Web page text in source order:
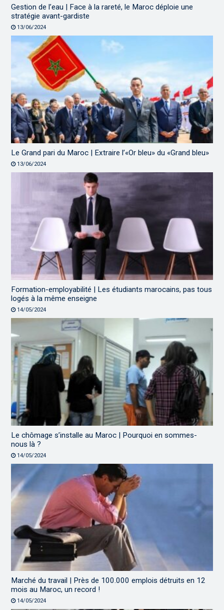
Gestion de l’eau | Face à la rareté, le Maroc déploie une
stratégie avant-gardiste
13/06/2024
Le Grand pari du Maroc | Extraire l’«Or bleu» du «Grand bleu»
13/06/2024
Formation-employabilité | Les étudiants marocains, pas tous
logés à la même enseigne
14/05/2024
Le chômage s’installe au Maroc | Pourquoi en sommes-
nous là ?
14/05/2024
Marché du travail | Près de 100.000 emplois détruits en 12
mois au Maroc, un record !
14/05/2024